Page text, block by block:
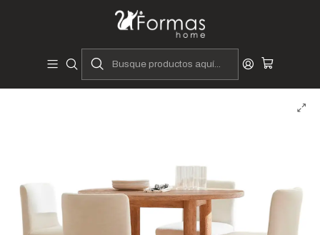
Diseñadores y Fabricantes Peruanos
juegos de comedor
Juegos de Comedor 4 Sillas
Juego de comedor 4 asientos Mila